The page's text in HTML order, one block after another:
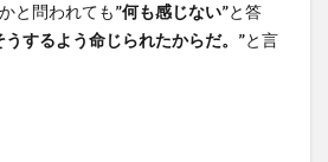
と問われても”何も感じない”と答
うするよう命じられたからだ。”と言